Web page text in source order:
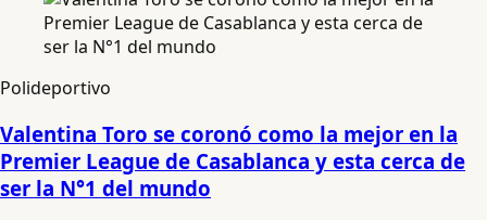
Polideportivo
Valentina Toro se coronó como la mejor en la
Premier League de Casablanca y esta cerca de
ser la N°1 del mundo